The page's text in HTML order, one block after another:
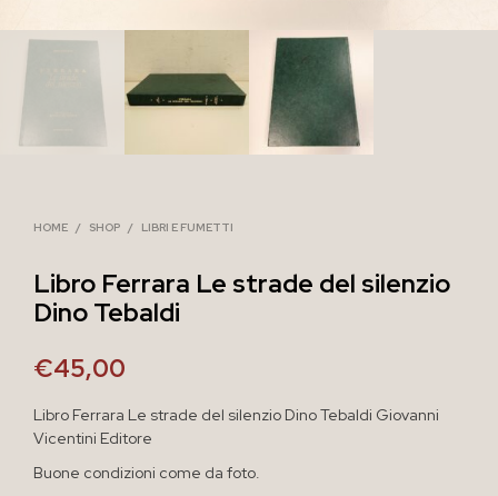
HOME / SHOP / LIBRI E FUMETTI
Libro Ferrara Le strade del silenzio
Dino Tebaldi
€45,00
Libro Ferrara Le strade del silenzio Dino Tebaldi Giovanni
Vicentini Editore
Buone condizioni come da foto.